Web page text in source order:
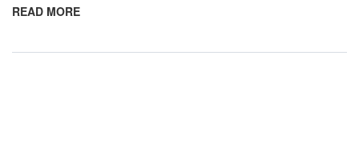
READ MORE